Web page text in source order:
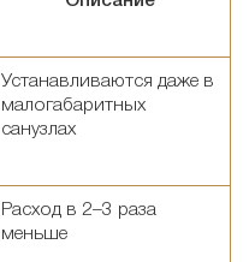
Устанавливаются даже в
малогабаритных
санузлах
Расход в 2–3 раза
меньше